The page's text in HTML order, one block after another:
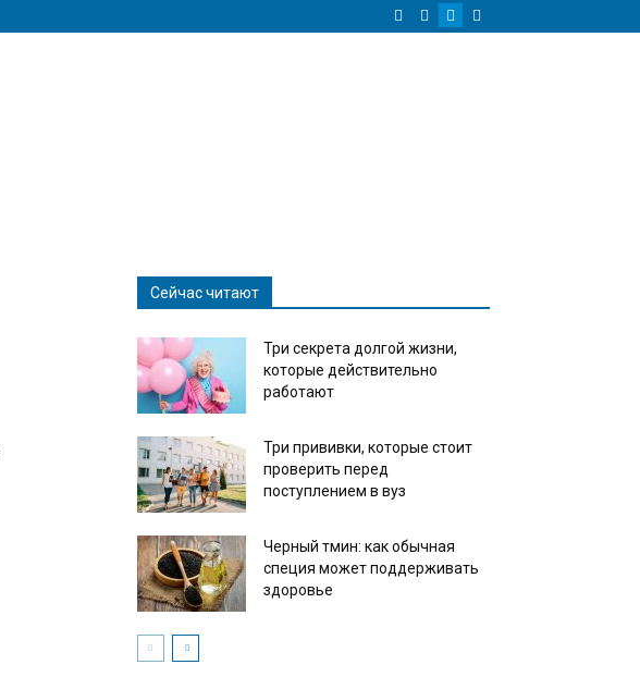
Сейчас читают
Три секрета долгой жизни,
которые действительно
работают
Три прививки, которые стоит
проверить перед
поступлением в вуз
Черный тмин: как обычная
специя может поддерживать
здоровье